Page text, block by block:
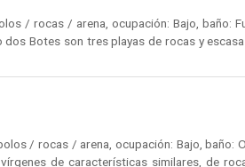
/ rocas / arena, ocupación: Bajo, baño:
Botes son tres playas de rocas y
/ rocas / arena, ocupación: Bajo, baño:
de características similares, de